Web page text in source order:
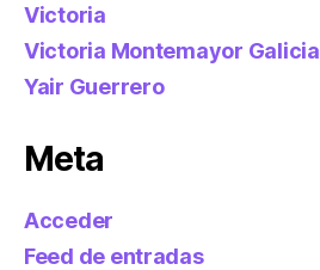
Victoria
Victoria Montemayor Galicia
Yair Guerrero
Meta
Acceder
Feed de entradas